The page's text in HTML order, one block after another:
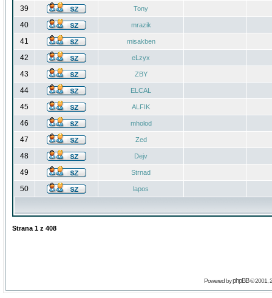
39 Tony
40 mrazik
41 misakben
42 eLzyx
43 ZBY
44 ELCAL
45 ALFIK
46 mholod
47 Zed
48 Dejv
49 Strnad
50 lapos
Strana 1 z 408
Powered byphpBB© 2001,